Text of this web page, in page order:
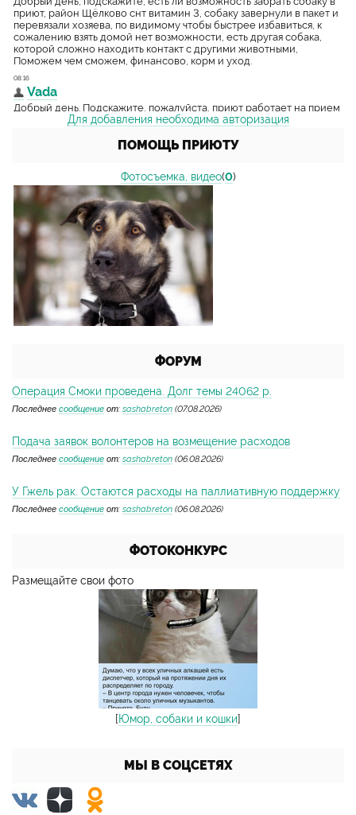
Для добавления необходима авторизация
ПОМОЩЬ ПРИЮТУ
Фотосъемка, видео(0)
ФОРУМ
Операция Смоки проведена. Долг темы 24062 р.
Последнее сообщение от: sashabreton (07.08.2026)
Подача заявок волонтеров на возмещение расходов
Последнее сообщение от: sashabreton (06.08.2026)
У Гжель рак. Остаются расходы на паллиативную поддержку
Последнее сообщение от: sashabreton (06.08.2026)
ФОТОКОНКУРС
Размещайте свои фото
[Юмор, собаки и кошки]
МЫ В СОЦСЕТЯХ